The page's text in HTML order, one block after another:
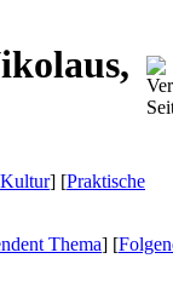
Kultur] [Praktische
Thema] [